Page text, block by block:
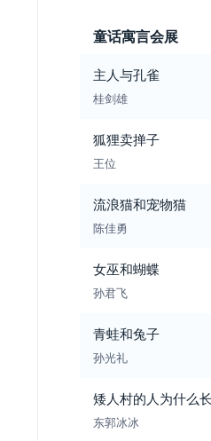
童话寓言会展
主人与孔雀
桂剑雄
狐狸卖掸子
王位
流浪猫和宠物猫
陈佳勇
女巫和蝴蝶
孙君飞
青蛙和兔子
孙光礼
矮人村的人为什么
东郭冰冰